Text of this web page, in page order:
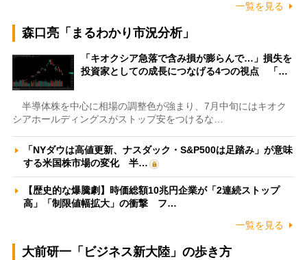
一覧を見る
森口亮「まるわかり市況分析」
「キオクシア急落で含み損が膨らんで…」損失を
投資家としての成長につなげる4つの視点 「…
半導体株を中心に相場の調整色が強まり、7月中旬にはキオク
シアホールディングスがストップ安をつけるな…
「NYダウは高値更新、ナスダック・S&P500は足踏み」が意味
する米国株市場の変化 半…
【歴史的な爆騰劇】時価総額10兆円企業が「2連続ストップ
高」「制限値幅拡大」の衝撃 フ…
一覧を見る
大前研一「ビジネス新大陸」の歩き方